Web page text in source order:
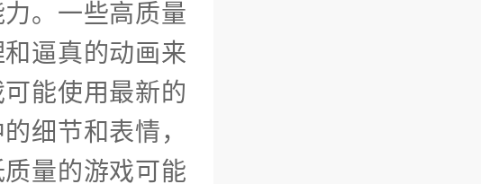
。一些高质量
逼真的动画来
能使用最新的
细节和表情，
量的游戏可能